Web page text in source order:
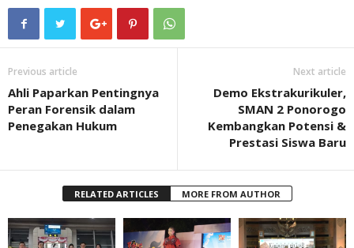
Previous article
Ahli Paparkan Pentingnya
Peran Forensik dalam
Penegakan Hukum
Next article
Demo Ekstrakurikuler,
SMAN 2 Ponorogo
Kembangkan Potensi &
Prestasi Siswa Baru
RELATED ARTICLES MORE FROM AUTHOR